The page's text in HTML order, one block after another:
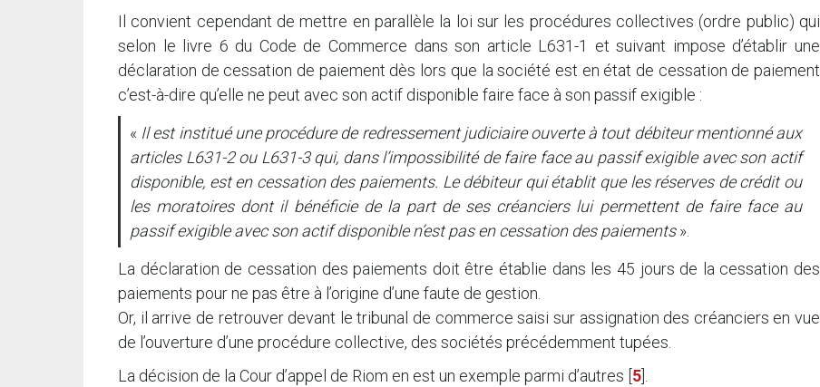
Il convient cependant de mettre en parallèle la loi sur les procédures collectives (ordre public) qui
selon le livre 6 du Code de Commerce dans son article L631-1 et suivant impose d’établir une
déclaration de cessation de paiement dès lors que la société est en état de cessation de paiement
c’est-à-dire qu’elle ne peut avec son actif disponible faire face à son passif exigible :
« Il est institué une procédure de redressement judiciaire ouverte à tout débiteur mentionné aux
articles L631-2 ou L631-3 qui, dans l’impossibilité de faire face au passif exigible avec son actif
disponible, est en cessation des paiements. Le débiteur qui établit que les réserves de crédit ou
les moratoires dont il bénéficie de la part de ses créanciers lui permettent de faire face au
passif exigible avec son actif disponible n’est pas en cessation des paiements».
La déclaration de cessation des paiements doit être établie dans les 45 jours de la cessation des
paiements pour ne pas être à l’origine d’une faute de gestion.
Or, il arrive de retrouver devant le tribunal de commerce saisi sur assignation des créanciers en vue
de l’ouverture d’une procédure collective, des sociétés précédemment tupées.
La décision de la Cour d’appel de Riom en est un exemple parmi d’autres 5 .